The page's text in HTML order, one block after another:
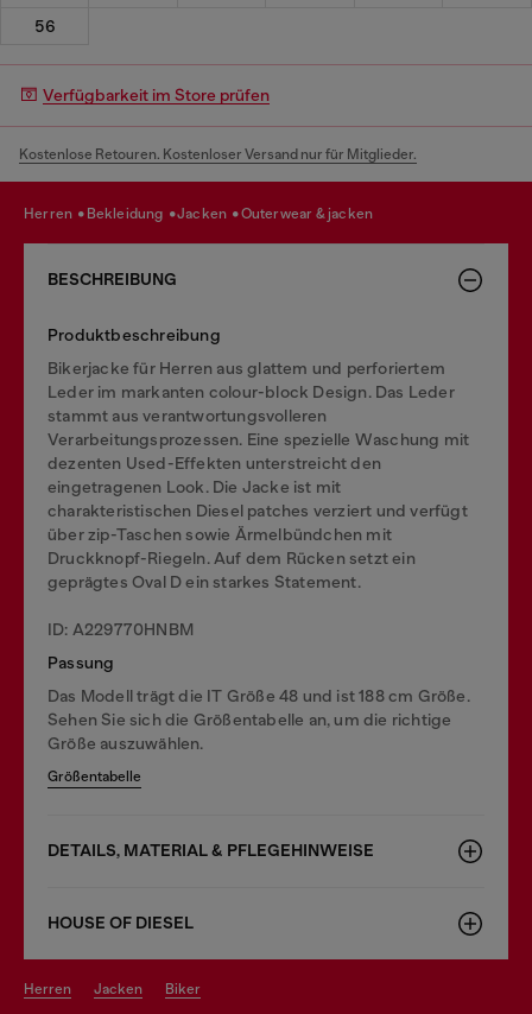
56
Verfügbarkeit im Store prüfen
Kostenlose Retouren. Kostenloser Versand nur für Mitglieder.
herren bekleidung jacken outerwear & jacken
BESCHREIBUNG
Produktbeschreibung
Bikerjacke für Herren aus glattem und perforiertem
Leder im markanten colour-block Design. Das Leder
stammt aus verantwortungsvolleren
Verarbeitungsprozessen. Eine spezielle Waschung mit
dezenten Used-Effekten unterstreicht den
eingetragenen Look. Die Jacke ist mit
charakteristischen Diesel patches verziert und verfügt
über zip-Taschen sowie Ärmelbündchen mit
Druckknopf-Riegeln. Auf dem Rücken setzt ein
geprägtes Oval D ein starkes Statement.
ID: A229770HNBM
Passung
Das Modell trägt die IT Größe 48 und ist 188 cm Größe.
Sehen Sie sich die Größentabelle an, um die richtige
Größe auszuwählen.
Größentabelle
DETAILS, MATERIAL & PFLEGEHINWEISE
HOUSE OF DIESEL
herren jacken biker